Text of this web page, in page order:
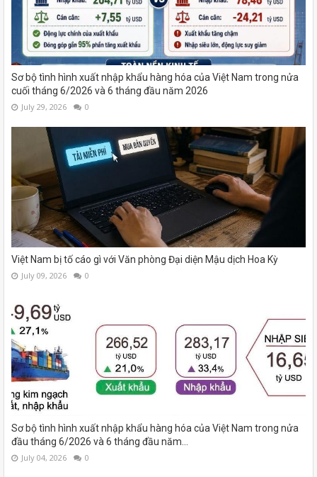
Sơ bộ tình hình xuất nhập khẩu hàng hóa của Việt Nam trong nửa
cuối tháng 6/2026 và 6 tháng đầu năm 2026
July 29, 2026 0
Việt Nam bị tố cáo gì với Văn phòng Đại diện Mậu dịch Hoa Kỳ
July 09, 2026 0
Sơ bộ tình hình xuất nhập khẩu hàng hóa của Việt Nam trong nửa
đầu tháng 6/2026 và 6 tháng đầu năm...
July 04, 2026 0